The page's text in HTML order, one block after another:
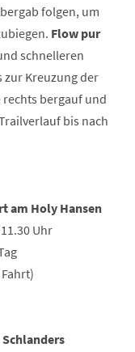
folgen, um
Flow pur
schnelleren
zur Kreuzung der
bergauf und
bis nach
am Holy Hansen
Uhr